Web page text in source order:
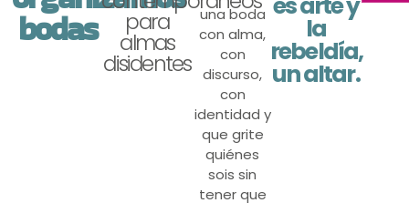
bodas para
almas
disidentes
una boda
con alma,
con
discurso,
con
identidad y
que grite
quiénes
sois sin
tener que
la
rebeldía,
un altar.